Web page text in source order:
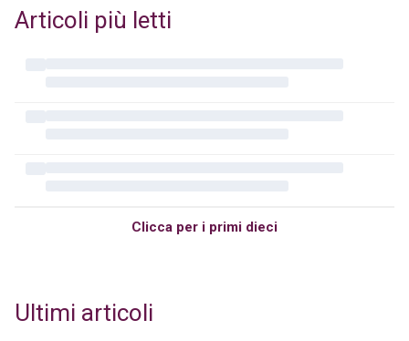
Articoli più letti
Clicca per i primi dieci
Ultimi articoli